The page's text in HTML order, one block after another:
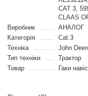
CAT 3,
CLAAS
Виробник
АНАЛОГ
Категорія
Cat.3
Техніка
John
Тип техніки
Трактор
Товар
Гаки